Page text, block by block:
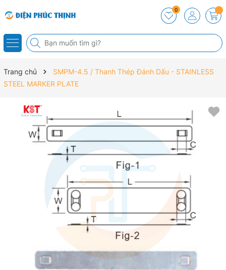
0
Trang chủ
SMPM-4.5 / Thanh Thép Đánh Dấu - STAINLESS
STEEL MARKER PLATE